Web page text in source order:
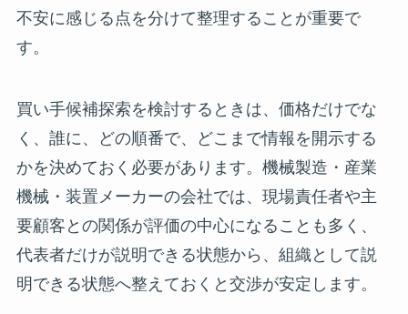
不安に感じる点を分けて整理することが重要で
す。
買い手候補探索を検討するときは、価格だけでな
く、誰に、どの順番で、どこまで情報を開示する
かを決めておく必要があります。機械製造・産業
機械・装置メーカーの会社では、現場責任者や主
要顧客との関係が評価の中心になることも多く、
代表者だけが説明できる状態から、組織として説
明できる状態へ整えておくと交渉が安定します。